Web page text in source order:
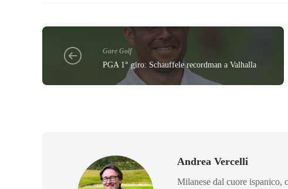
Gare Golf
PGA 1° giro: Schauffele recordman a Valhalla
Andrea Vercelli
Milanese dal cuore ispanico,